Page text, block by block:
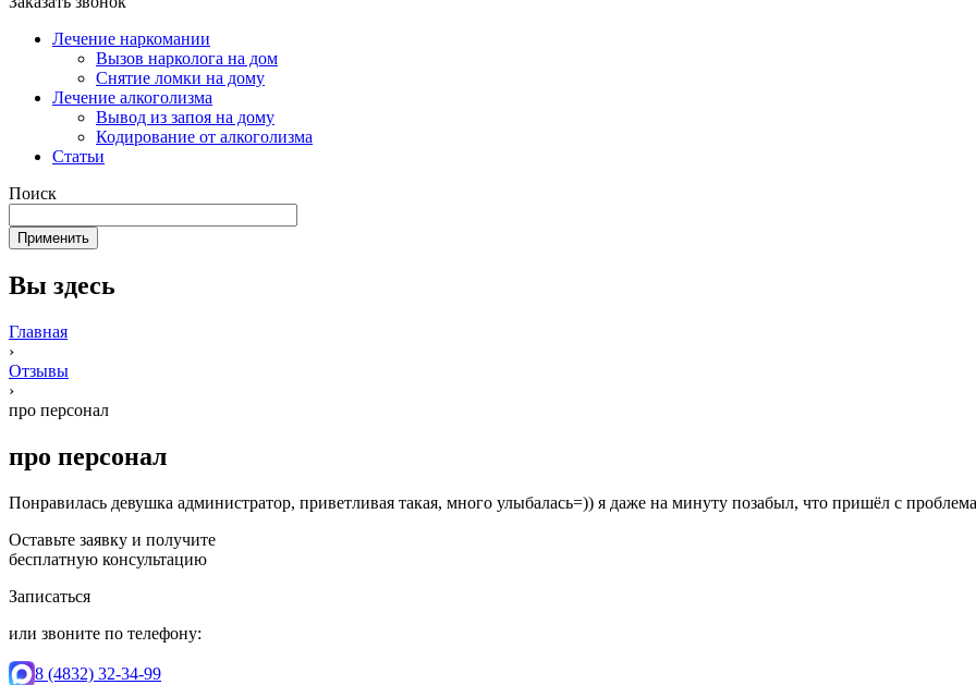
Лечение наркомании
Вызов нарколога на дом
Снятие ломки на дому
Лечение алкоголизма
Вывод из запоя на дому
Кодирование от алкоголизма
Статьи
Поиск
Вы здесь
Главная
›
Отзывы
›
про персонал
про персонал
Понравилась девушка администратор, приветливая такая, много улыбалась=)) я даже на минуту позабыл, что пришёл с
Оставьте заявку и получите
бесплатную консультацию
Записаться
или звоните по телефону:
8 (4832) 32-34-99